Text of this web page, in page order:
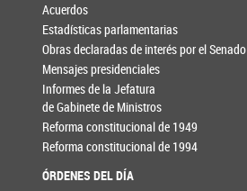
Acuerdos
Estadísticas parlamentarias
Obras declaradas de interés por el Senado
Mensajes presidenciales
Informes de la Jefatura
de Gabinete de Ministros
Reforma constitucional de 1949
Reforma constitucional de 1994
ÓRDENES DEL DÍA